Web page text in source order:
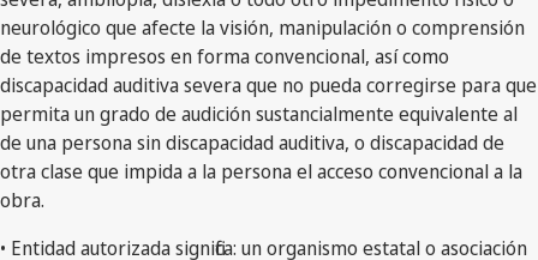
neurológico que afecte la visión, manipulación o comprensión
de textos impresos en forma convencional, así como
discapacidad auditiva severa que no pueda corregirse para que
permita un grado de audición sustancialmente equivalente al
de una persona sin discapacidad auditiva, o discapacidad de
otra clase que impida a la persona el acceso convencional a la
obra.
• Entidad autorizada significa: un organismo estatal o asociación